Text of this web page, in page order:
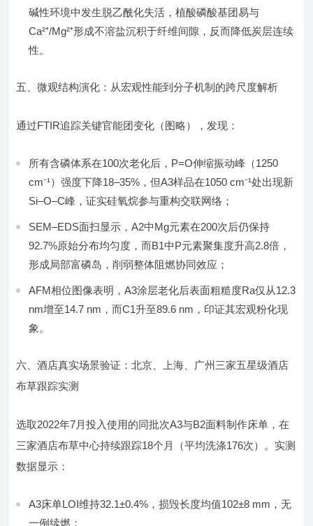
碱性环境中发生脱乙酰化失活，植酸磷酸基团易与
Ca²⁺/Mg²⁺形成不溶盐沉积于纤维间隙，反而降低炭层连续
性。
五、微观结构演化：从宏观性能到分子机制的跨尺度解析
通过FTIR追踪关键官能团变化（图略），发现：
所有含磷体系在100次老化后，P=O伸缩振动峰（1250
cm⁻¹）强度下降18–35%，但A3样品在1050 cm⁻¹处出现新
Si–O–C峰，证实硅氧烷参与重构交联网络；
SEM–EDS面扫显示，A2中Mg元素在200次后仍保持
92.7%原始分布均匀度，而B1中P元素聚集度升高2.8倍，
形成局部富磷岛，削弱整体阻燃协同效应；
AFM相位图像表明，A3涂层老化后表面粗糙度Ra仅从12.3
nm增至14.7 nm，而C1升至89.6 nm，印证其宏观粉化现
象。
六、酒店真实场景验证：北京、上海、广州三家五星级酒店
布草跟踪实测
选取2022年7月投入使用的同批次A3与B2面料制作床单，在
三家酒店布草中心持续跟踪18个月（平均洗涤176次）。实测
数据显示：
A3床单LOI维持32.1±0.4%，损毁长度均值102±8 mm，无
一例续燃；